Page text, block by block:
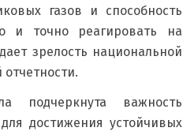
газов и способность
и точно реагировать на
зрелость национальной
подчеркнута важность
достижения устойчивых